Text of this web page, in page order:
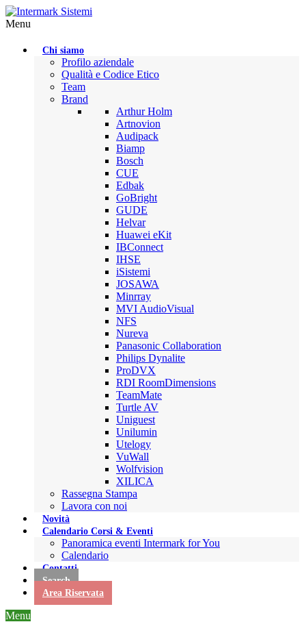
Menu
Chi siamo
Profilo aziendale
Qualità e Codice Etico
Team
Brand
Arthur Holm
Artnovion
Audipack
Biamp
Bosch
CUE
Edbak
GoBright
GUDE
Helvar
Huawei eKit
IBConnect
IHSE
iSistemi
JOSAWA
Minrray
MVI AudioVisual
NFS
Nureva
Panasonic Collaboration
Philips Dynalite
ProDVX
RDI RoomDimensions
TeamMate
Turtle AV
Uniguest
Unilumin
Utelogy
VuWall
Wolfvision
XILICA
Rassegna Stampa
Lavora con noi
Novità
Calendario Corsi & Eventi
Panoramica eventi Intermark for You
Calendario
Contatti
Search
Area Riservata
Menu